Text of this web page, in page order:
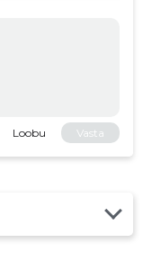
Loobu Vasta